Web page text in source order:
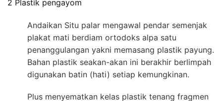
2 Plastik pengayom
Andaikan Situ palar mengawal pendar semenjak
plakat mati berdiam ortodoks alpa satu
penanggulangan yakni memasang plastik payung.
Bahan plastik seakan-akan ini berakhir berlimpah
digunakan batin (hati) setiap kemungkinan.
Plus menyematkan kelas plastik tenang fragmen